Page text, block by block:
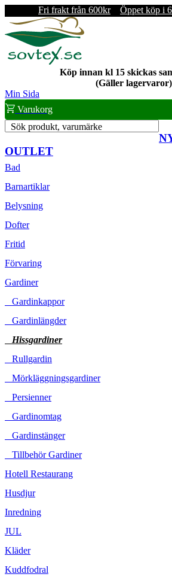
Fri frakt från 600kr Öppet köp i
Köp innan kl 15 skickas
(Gäller lagervaror)
Min Sida
Varukorg
Sök produkt, varumärke
OUTLET
Bad
Barnartiklar
Belysning
Dofter
Fritid
Förvaring
Gardiner
Gardinkappor
Gardinlängder
Hissgardiner
Rullgardin
Mörkläggningsgardiner
Persienner
Gardinomtag
Gardinstänger
Tillbehör Gardiner
Hotell Restaurang
Husdjur
Inredning
JUL
Kläder
Kuddfodral